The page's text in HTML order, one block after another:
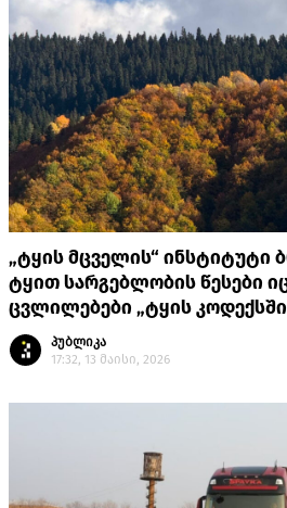
„ტყის მცველის“ ინსტიტუტი
ტყით სარგებლობის წესები
ცვლილებები „ტყის
პუბლიკა
17:32, 13 მაისი, 2026